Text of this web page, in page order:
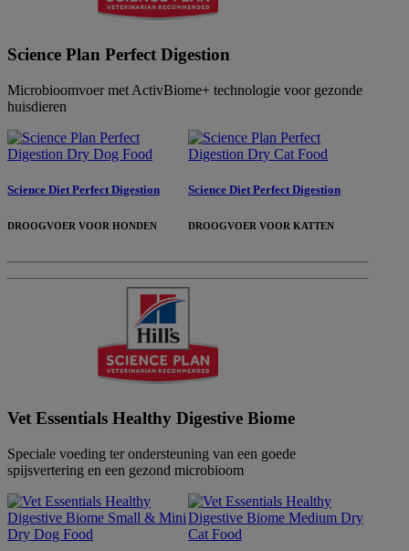
Science Plan Perfect Digestion
Microbioomvoer met ActivBiome+ technologie voor gezonde
huisdieren
Science Diet Perfect Digestion
DROOGVOER VOOR HONDEN
Science Diet Perfect Digestion
DROOGVOER VOOR KATTEN
Vet Essentials Healthy Digestive Biome
Speciale voeding ter ondersteuning van een goede
spijsvertering en een gezond microbioom